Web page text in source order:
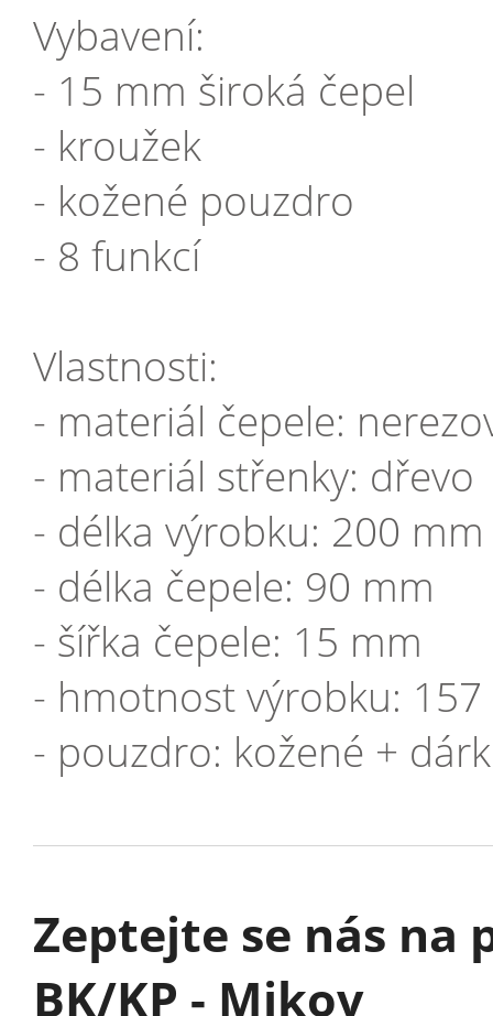
Vybavení:
- 15 mm široká čepel
- kroužek
- kožené pouzdro
- 8 funkcí
Vlastnosti:
- materiál čepele:
- materiál střenky: dřevo
- délka výrobku: 200 mm
- délka čepele: 90 mm
- šířka čepele: 15 mm
- hmotnost výrobku: 157
- pouzdro: kožené +
Zeptejte se nás na
BK/KP - Mikov